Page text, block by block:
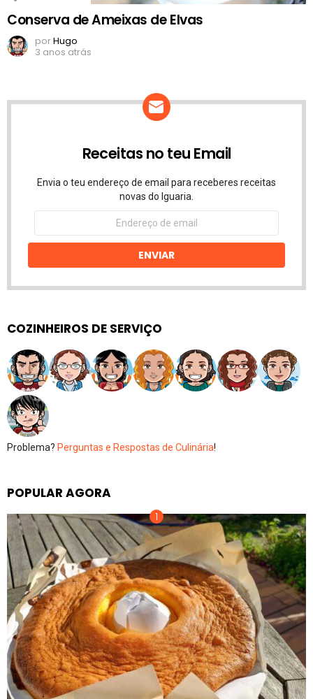
Conserva de Ameixas de Elvas
porHugo
3 anos atrás
Receitas no teu Email
Envia o teu endereço de email para receberes receitas
novas do Iguaria.
Endereço
email
ENVIAR
COZINHEIROS DE SERVIÇO
Problema? Perguntas e Respostas de Culinária!
POPULAR AGORA